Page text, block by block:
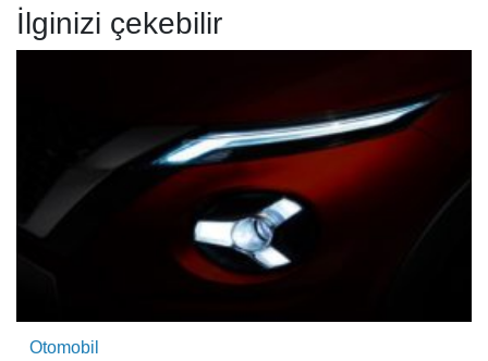
İlginizi çekebilir
Otomobil